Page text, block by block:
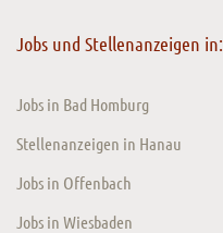
Jobs und Stellenanzeigen in:
Jobs in Bad Homburg
Stellenanzeigen in Hanau
Jobs in Offenbach
Jobs in Wiesbaden